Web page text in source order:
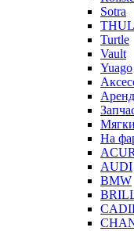
Sotra
Turtle
Vault
Yuago
На
AUDI
BMW